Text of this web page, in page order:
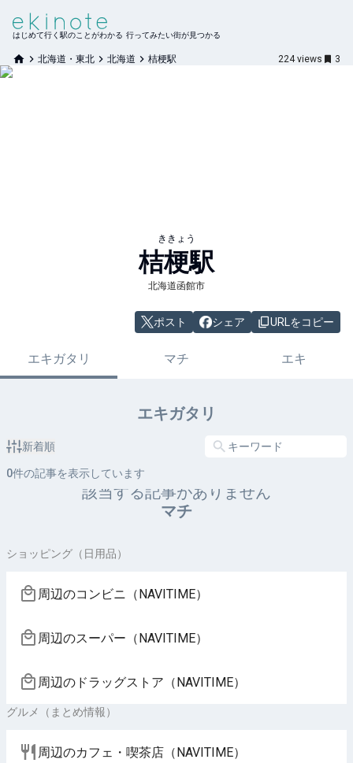
はじめて行く駅のことがわかる 行ってみたい街が見つかる
北海道・東北 北海道 桔梗駅 224 views 3
ききょう
桔梗駅
北海道函館市
ポスト シェア URLをコピー
エキガタリ マチ エキ
エキガタリ
新着順
0件の記事を表示しています
該当する記事がありません
マチ
ショッピング（日用品）
周辺のコンビニ（NAVITIME）
周辺のスーパー（NAVITIME）
周辺のドラッグストア（NAVITIME）
グルメ（まとめ情報）
周辺のカフェ・喫茶店（NAVITIME）